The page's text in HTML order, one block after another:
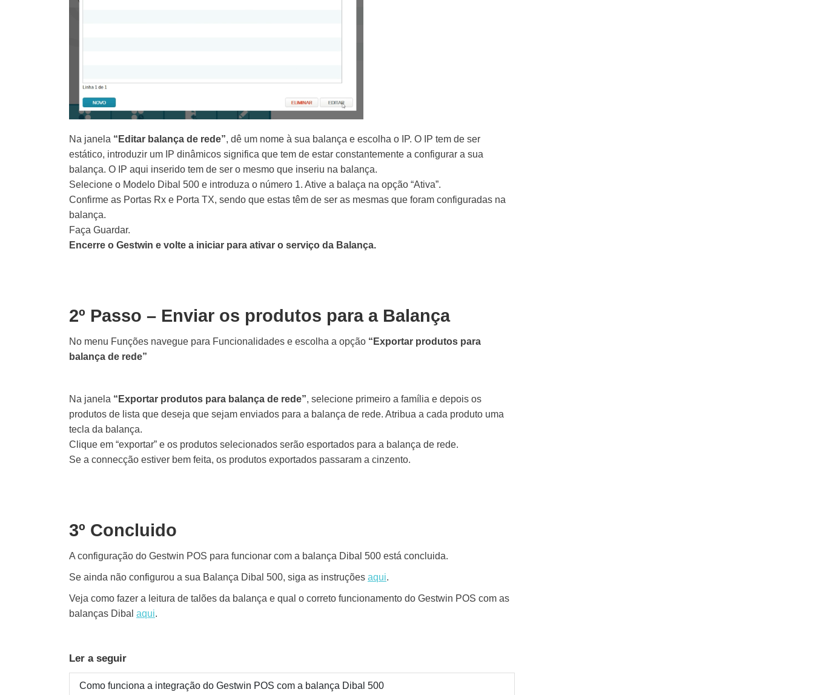
Na janela “Editar balança de rede”, dê um nome à sua balança e escolha o IP. O IP tem de ser
estático, introduzir um IP dinâmicos significa que tem de estar constantemente a configurar a sua
balança. O IP aqui inserido tem de ser o mesmo que inseriu na balança.
Selecione o Modelo Dibal 500 e introduza o número 1. Ative a balaça na opção “Ativa”.
Confirme as Portas Rx e Porta TX, sendo que estas têm de ser as mesmas que foram configuradas na
balança.
Faça Guardar.
Encerre o Gestwin e volte a iniciar para ativar o serviço da Balança.
2º Passo – Enviar os produtos para a Balança
No menu Funções navegue para Funcionalidades e escolha a opção “Exportar produtos para
balança de rede”
Na janela “Exportar produtos para balança de rede”, selecione primeiro a família e depois os
produtos de lista que deseja que sejam enviados para a balança de rede. Atribua a cada produto uma
tecla da balança.
Clique em “exportar” e os produtos selecionados serão esportados para a balança de rede.
Se a connecção estiver bem feita, os produtos exportados passaram a cinzento.
3º Concluido
A configuração do Gestwin POS para funcionar com a balança Dibal 500 está concluida.
Se ainda não configurou a sua Balança Dibal 500, siga as instruções aqui.
Veja como fazer a leitura de talões da balança e qual o correto funcionamento do Gestwin POS com as
balanças Dibal aqui.
Ler a seguir
Como funciona a integração do Gestwin POS com a balança Dibal 500